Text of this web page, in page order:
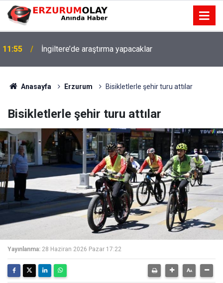
11:55 İngiltere’de araştırma yapacaklar
Anasayfa Erzurum Bisikletlerle şehir turu attılar
Bisikletlerle şehir turu attılar
Yayınlanma: 28 Haziran 2026 Pazar 17:22